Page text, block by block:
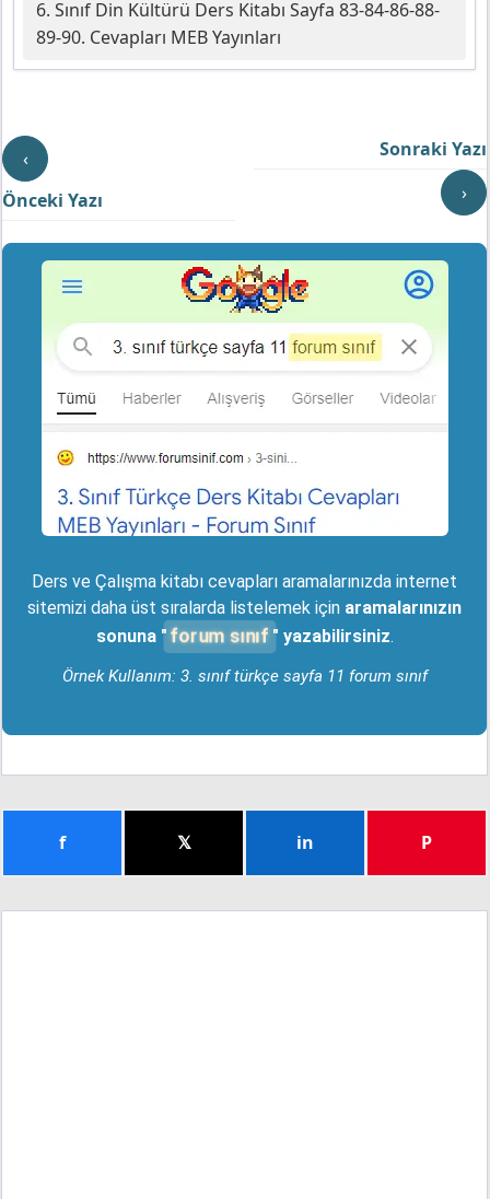
6. Sınıf Din Kültürü Ders Kitabı Sayfa 83-84-86-88-
89-90. Cevapları MEB Yayınları
‹
Önceki Yazı
Sonraki Yazı
›
Ders ve Çalışma kitabı cevapları aramalarınızda internet
sitemizi daha üst sıralarda listelemek için aramalarınızın
sonuna " forum sınıf " yazabilirsiniz.
Örnek Kullanım: 3. sınıf türkçe sayfa 11 forum sınıf
f 𝕏 in P